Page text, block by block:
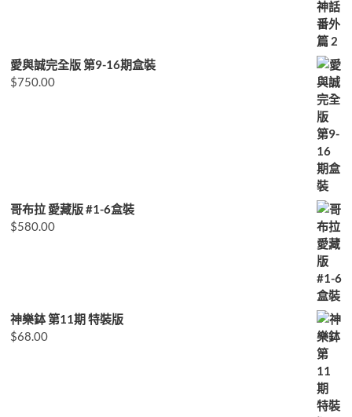
愛與誠完全版 第9-16期盒裝
$750.00
哥布拉 愛藏版 #1-6盒裝
$580.00
神樂鉢 第11期 特裝版
$68.00